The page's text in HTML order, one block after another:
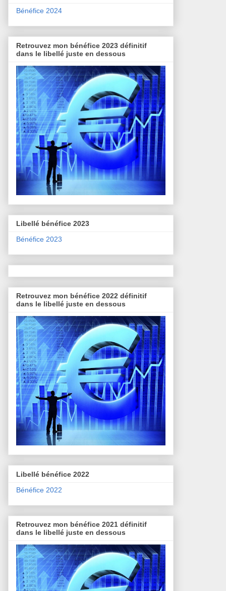
Bénéfice 2024
Retrouvez mon bénéfice 2023 définitif
dans le libellé juste en dessous
Libellé bénéfice 2023
Bénéfice 2023
Retrouvez mon bénéfice 2022 définitif
dans le libellé juste en dessous
Libellé bénéfice 2022
Bénéfice 2022
Retrouvez mon bénéfice 2021 définitif
dans le libellé juste en dessous